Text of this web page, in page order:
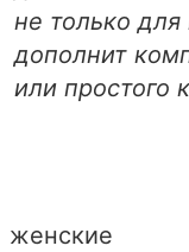
не только
дополнит
или простого
женские